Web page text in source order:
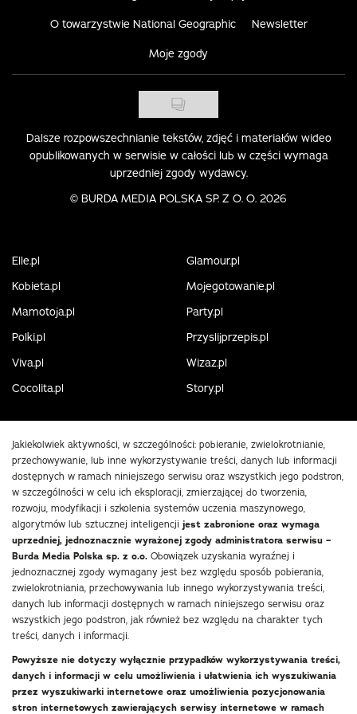
O towarzystwie National Geographic Newsletter
Moje zgody
Dalsze rozpowszechnianie tekstów, zdjęć i materiałów wideo
opublikowanych w serwisie w całości lub w części wymaga
uprzedniej zgody wydawcy.
© BURDA MEDIA POLSKA SP. Z O. O. 2026
Elle.pl
Glamour.pl
Kobieta.pl
Mojegotowanie.pl
Mamotoja.pl
Party.pl
Polki.pl
Przyslijprzepis.pl
Viva.pl
Wizaz.pl
Cocolita.pl
Story.pl
Jakiekolwiek aktywności, w szczególności: pobieranie, zwielokrotnianie,
przechowywanie, lub inne wykorzystywanie treści, danych lub informacji
dostępnych w ramach niniejszego serwisu oraz wszystkich jego podstron,
w szczególności w celu ich eksploracji, zmierzającej do tworzenia,
rozwoju, modyfikacji i szkolenia systemów uczenia maszynowego,
algorytmów lub sztucznej inteligencji jest zabronione oraz wymaga
uprzedniej, jednoznacznie wyrażonej zgody administratora serwisu –
Burda Media Polska sp. z o.o. Obowiązek uzyskania wyraźnej i
jednoznacznej zgody wymagany jest bez względu sposób pobierania,
zwielokrotniania, przechowywania lub innego wykorzystywania treści,
danych lub informacji dostępnych w ramach niniejszego serwisu oraz
wszystkich jego podstron, jak również bez względu na charakter tych
treści, danych i informacji.
Powyższe nie dotyczy wyłącznie przypadków wykorzystywania treści,
danych i informacji w celu umożliwienia i ułatwienia ich wyszukiwania
przez wyszukiwarki internetowe oraz umożliwienia pozycjonowania
stron internetowych zawierających serwisy internetowe w ramach